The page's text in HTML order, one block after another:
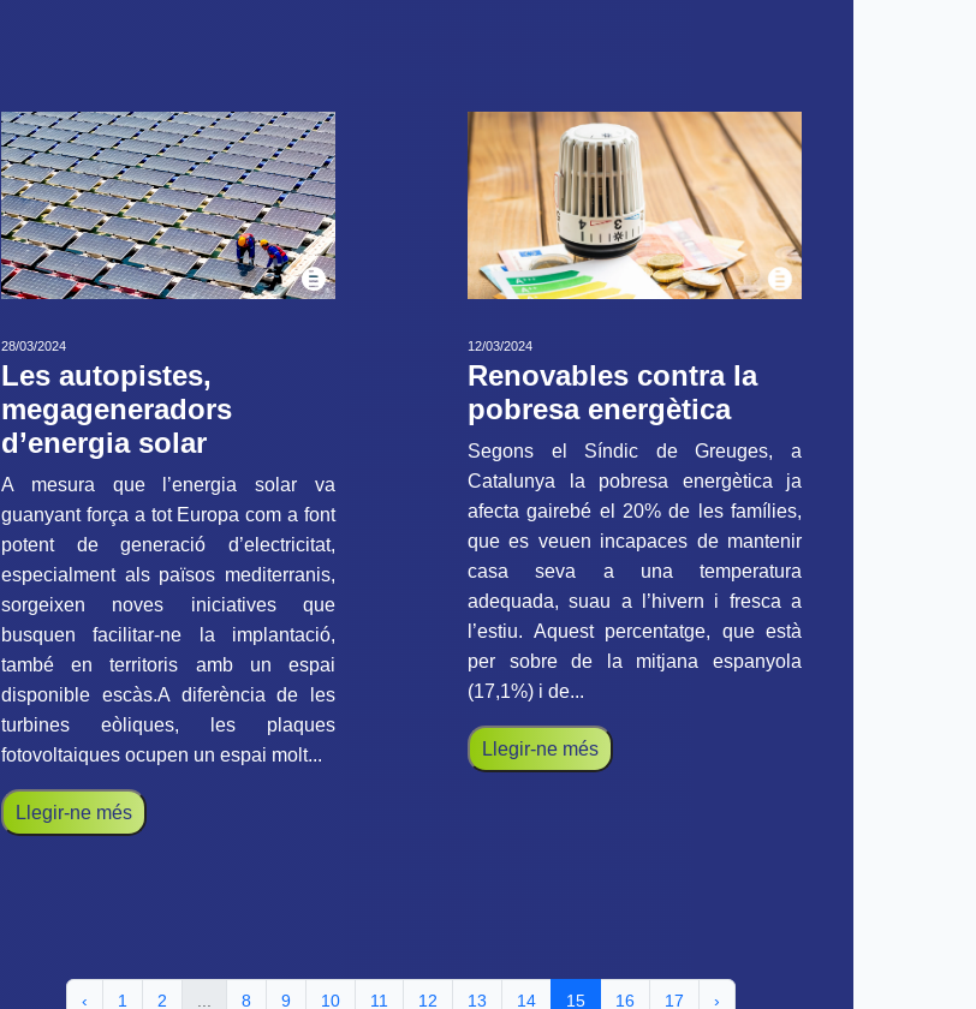
28/03/2024
Les autopistes,
megageneradors
d’energia solar
A mesura que l’energia solar va
guanyant força a tot Europa com a font
potent de generació d’electricitat,
especialment als països mediterranis,
sorgeixen noves iniciatives que
busquen facilitar-ne la implantació,
també en territoris amb un espai
disponible escàs.A diferència de les
turbines eòliques, les plaques
fotovoltaiques ocupen un espai molt...
Llegir-ne més
12/03/2024
Renovables contra la
pobresa energètica
Segons el Síndic de Greuges, a
Catalunya la pobresa energètica ja
afecta gairebé el 20% de les famílies,
que es veuen incapaces de mantenir
casa seva a una temperatura
adequada, suau a l’hivern i fresca a
l’estiu. Aquest percentatge, que està
per sobre de la mitjana espanyola
(17,1%) i de...
Llegir-ne més
‹ 1 2 8 9 10 11 12 13 14 15 16 17 ›